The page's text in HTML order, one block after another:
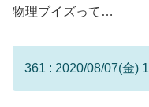
物理ブイズって…
361 : 2020/08/07(金)